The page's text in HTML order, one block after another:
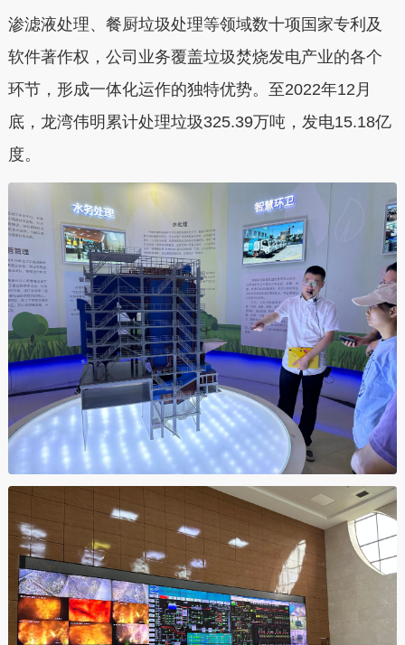
渗滤液处理、餐厨垃圾处理等领域数十项国家专利及
软件著作权，公司业务覆盖垃圾焚烧发电产业的各个
环节，形成一体化运作的独特优势。至2022年12月
底，龙湾伟明累计处理垃圾325.39万吨，发电15.18亿
度。